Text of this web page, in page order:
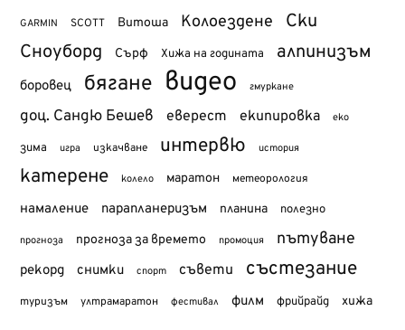
GARMIN SCOTT Витоша Колоездене Ски
Сноуборд Сърф Хижа на годината алпинизъм
боровец бягане видео гмуркане
доц. Сандю Бешев еверест екипировка еко
зима игра изкачване интервю история
катерене колело маратон метеорология
намаление парапланеризъм планина полезно
прогноза прогноза за времето промоция пътуване
рекорд снимки спорт съвети състезание
туризъм ултрамаратон фестивал филм фрийрайд хижа